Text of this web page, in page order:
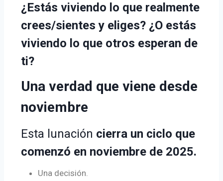
¿Estás viviendo lo que realmente
crees/sientes y eliges? ¿O estás
viviendo lo que otros esperan de
ti?
Una verdad que viene desde
noviembre
Esta lunación cierra un ciclo que
comenzó en noviembre de 2025.
Una decisión.